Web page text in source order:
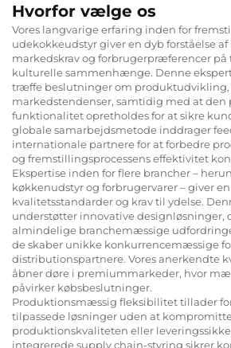
Hvorfor vælge os
Vores langvarige erfaring inden for
udekokkeudstyr giver en dyb forståelse
markedskrav og forbrugerpræferencer
kulturelle sammenhænge. Denne
træffe beslutninger om produktudvikling,
markedstendenser, samtidig med at den
funktionalitet opretholdes for at sikre
globale samarbejdsmetode inddrager
internationale partnere for at forbedre
og fremstillingsprocessens effektivitet
Ekspertise inden for flere brancher –
køkkenudstyr og forbrugervarer – giver
kvalitetsstandarder og krav til ydelse.
understøtter innovative designløsninger,
almindelige branchemæssige
de skaber unikke konkurrencemæssige
distributionspartnere. Vores anerkendte
åbner døre i premiummarkeder, hvor
påvirker købsbeslutninger.
Produktionsmæssig fleksibilitet tillader
tilpassede løsninger uden at
produktionskvaliteten eller
integrerede supply chain-styring sikrer